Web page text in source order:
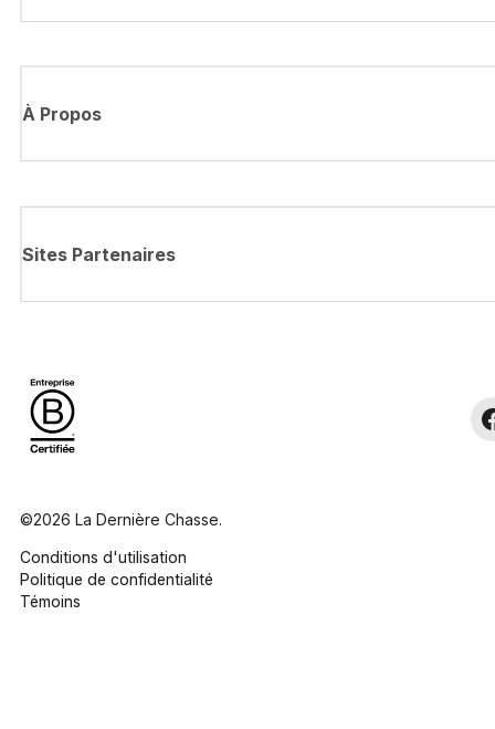
À Propos
Sites Partenaires
©2026 La Dernière Chasse.
Conditions d'utilisation
Politique de confidentialité
Témoins